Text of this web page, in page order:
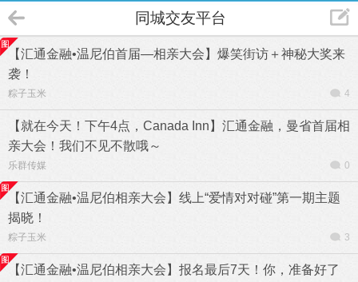
同城交友平台
【汇通金融•温尼伯首届—相亲大会】爆笑街访＋神秘大奖来
袭！
粽子玉米 4
【就在今天！下午4点，Canada Inn】汇通金融，曼省首届相
亲大会！我们不见不散哦～
乐群传媒 0
【汇通金融•温尼伯相亲大会】线上“爱情对对碰”第一期主题
揭晓！
粽子玉米 3
【汇通金融•温尼伯相亲大会】报名最后7天！你，准备好了